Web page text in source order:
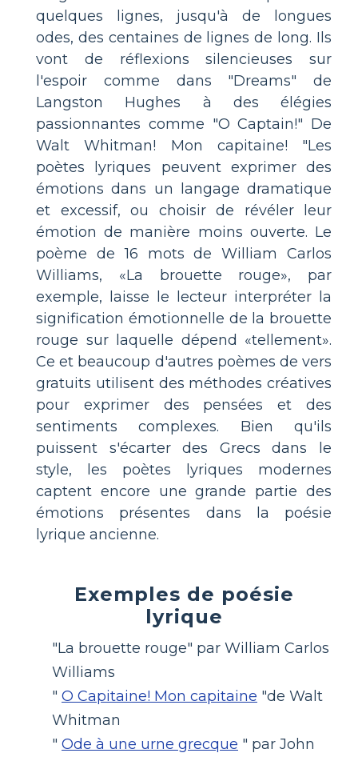
quelques lignes, jusqu'à de longues
odes, des centaines de lignes de long. Ils
vont de réflexions silencieuses sur
l'espoir comme dans "Dreams" de
Langston Hughes à des élégies
passionnantes comme "O Captain!" De
Walt Whitman! Mon capitaine! "Les
poètes lyriques peuvent exprimer des
émotions dans un langage dramatique
et excessif, ou choisir de révéler leur
émotion de manière moins ouverte. Le
poème de 16 mots de William Carlos
Williams, «La brouette rouge», par
exemple, laisse le lecteur interpréter la
signification émotionnelle de la brouette
rouge sur laquelle dépend «tellement».
Ce et beaucoup d'autres poèmes de vers
gratuits utilisent des méthodes créatives
pour exprimer des pensées et des
sentiments complexes. Bien qu'ils
puissent s'écarter des Grecs dans le
style, les poètes lyriques modernes
captent encore une grande partie des
émotions présentes dans la poésie
lyrique ancienne.
Exemples de poésie
lyrique
"La brouette rouge" par William Carlos
Williams
" O Capitaine! Mon capitaine "de Walt
Whitman
" Ode à une urne grecque " par John